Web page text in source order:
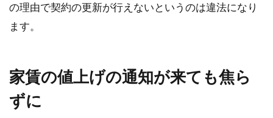
の理由で契約の更新が行えないというのは違法になり
ます。
家賃の値上げの通知が来ても焦ら
ずに